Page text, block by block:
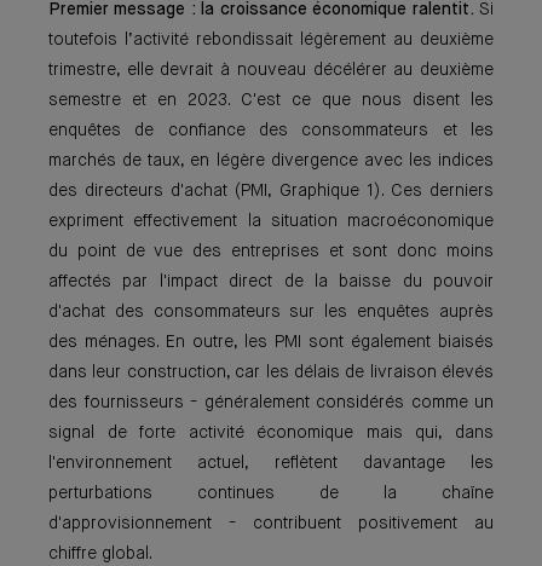
Premier message : la croissance économique ralentit. Si
toutefois l’activité rebondissait légèrement au deuxième
trimestre, elle devrait à nouveau décélérer au deuxième
semestre et en 2023. C'est ce que nous disent les
enquêtes de confiance des consommateurs et les
marchés de taux, en légère divergence avec les indices
des directeurs d'achat (PMI, Graphique 1). Ces derniers
expriment effectivement la situation macroéconomique
du point de vue des entreprises et sont donc moins
affectés par l'impact direct de la baisse du pouvoir
d'achat des consommateurs sur les enquêtes auprès
des ménages. En outre, les PMI sont également biaisés
dans leur construction, car les délais de livraison élevés
des fournisseurs - généralement considérés comme un
signal de forte activité économique mais qui, dans
l'environnement actuel, reflètent davantage les
perturbations continues de la chaîne
d'approvisionnement - contribuent positivement au
chiffre global.